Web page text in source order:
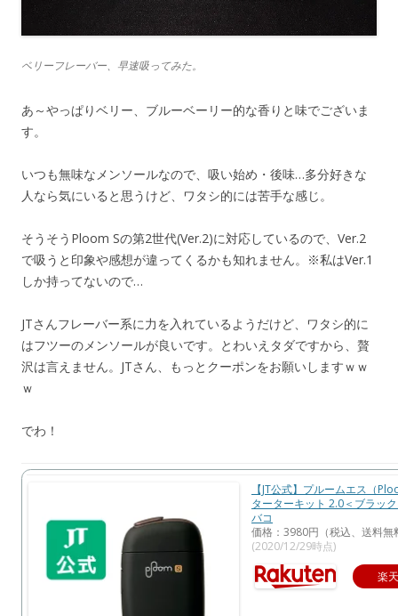
ベリーフレーバー、早速吸ってみた。
あ～やっぱりベリー、ブルーベーリー的な香りと味でございま
す。
いつも無味なメンソールなので、吸い始め・後味…多分好きな
人なら気にいると思うけど、ワタシ的には苦手な感じ。
そうそうPloom Sの第2世代(Ver.2)に対応しているので、Ver.2
で吸うと印象や感想が違ってくるかも知れません。※私はVer.1
しか持ってないので…
JTさんフレーバー系に力を入れているようだけど、ワタシ的に
はフツーのメンソールが良いです。とわいえタダですから、贅
沢は言えません。JTさん、もっとクーポンをお願いしますｗｗ
ｗ
でわ！
【JT公式】プルームエス（
ターターキット 2.0＜ブラッ
バコ
価格：3980円（税込、送料無
(2020/12/29時点)
楽